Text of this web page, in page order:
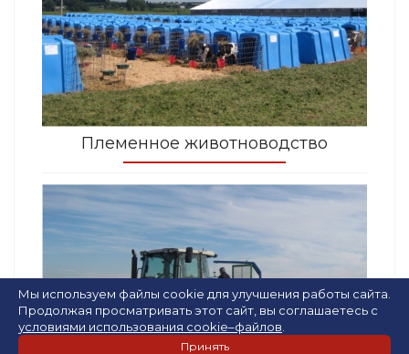
Племенное животноводство
Мы используем файлы cookie для улучшения работы сайта.
Продолжая просматривать этот сайт, вы соглашаетесь с
условиями использования cookie–файлов
Принять